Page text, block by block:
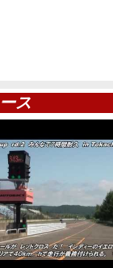
ス